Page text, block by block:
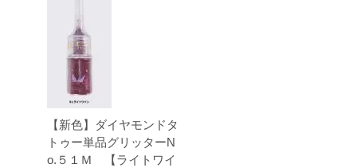
【新色】ダイヤモンドタ
トゥー単品グリッターN
o.５１Ｍ 【ライトワイ